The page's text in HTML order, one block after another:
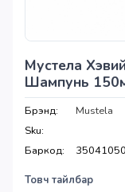
Мустела
Шампунь
Брэнд:
Mustela
Sku:
Баркод:
Товч тайлбар